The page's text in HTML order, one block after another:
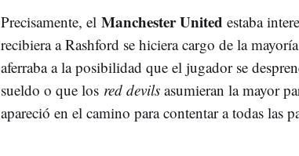
Precisamente, el Manchester United estaba
recibiera a Rashford se hiciera cargo de la
aferraba a la posibilidad que el jugador se
sueldo o que los red devils asumieran la mayor
apareció en el camino para contentar a todas las